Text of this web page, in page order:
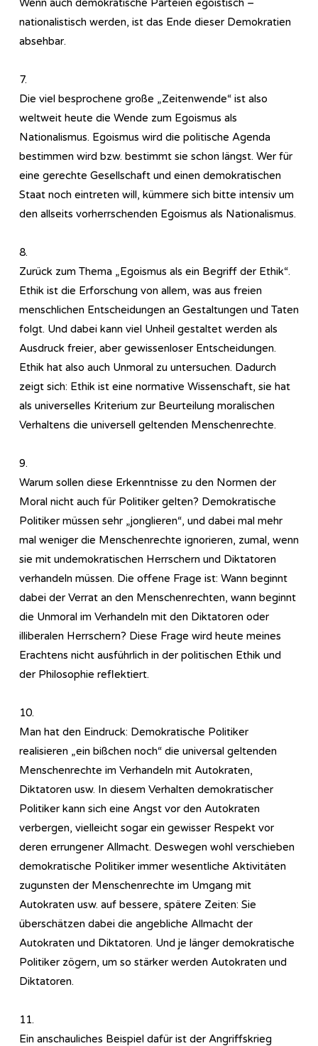
Wenn auch demokratische Parteien egoistisch –
nationalistisch werden, ist das Ende dieser Demokratien
absehbar.
7.
Die viel besprochene große „Zeitenwende“ ist also
weltweit heute die Wende zum Egoismus als
Nationalismus. Egoismus wird die politische Agenda
bestimmen wird bzw. bestimmt sie schon längst. Wer für
eine gerechte Gesellschaft und einen demokratischen
Staat noch eintreten will, kümmere sich bitte intensiv um
den allseits vorherrschenden Egoismus als Nationalismus.
8.
Zurück zum Thema „Egoismus als ein Begriff der Ethik“.
Ethik ist die Erforschung von allem, was aus freien
menschlichen Entscheidungen an Gestaltungen und Taten
folgt. Und dabei kann viel Unheil gestaltet werden als
Ausdruck freier, aber gewissenloser Entscheidungen.
Ethik hat also auch Unmoral zu untersuchen. Dadurch
zeigt sich: Ethik ist eine normative Wissenschaft, sie hat
als universelles Kriterium zur Beurteilung moralischen
Verhaltens die universell geltenden Menschenrechte.
9.
Warum sollen diese Erkenntnisse zu den Normen der
Moral nicht auch für Politiker gelten? Demokratische
Politiker müssen sehr „jonglieren“, und dabei mal mehr
mal weniger die Menschenrechte ignorieren, zumal, wenn
sie mit undemokratischen Herrschern und Diktatoren
verhandeln müssen. Die offene Frage ist: Wann beginnt
dabei der Verrat an den Menschenrechten, wann beginnt
die Unmoral im Verhandeln mit den Diktatoren oder
illiberalen Herrschern? Diese Frage wird heute meines
Erachtens nicht ausführlich in der politischen Ethik und
der Philosophie reflektiert.
10.
Man hat den Eindruck: Demokratische Politiker
realisieren „ein bißchen noch“ die universal geltenden
Menschenrechte im Verhandeln mit Autokraten,
Diktatoren usw. In diesem Verhalten demokratischer
Politiker kann sich eine Angst vor den Autokraten
verbergen, vielleicht sogar ein gewisser Respekt vor
deren errungener Allmacht. Deswegen wohl verschieben
demokratische Politiker immer wesentliche Aktivitäten
zugunsten der Menschenrechte im Umgang mit
Autokraten usw. auf bessere, spätere Zeiten: Sie
überschätzen dabei die angebliche Allmacht der
Autokraten und Diktatoren. Und je länger demokratische
Politiker zögern, um so stärker werden Autokraten und
Diktatoren.
11.
Ein anschauliches Beispiel dafür ist der Angriffskrieg